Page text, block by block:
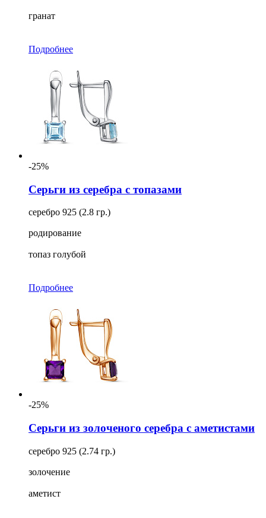
гранат
Подробнее
-25%
Серьги из серебра с топазами
серебро 925 (2.8 гр.)
родирование
топаз голубой
Подробнее
-25%
Серьги из золоченого серебра с аметистами
серебро 925 (2.74 гр.)
золочение
аметист